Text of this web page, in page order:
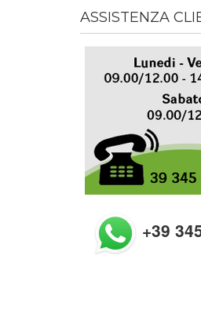
ASSISTENZA
+39